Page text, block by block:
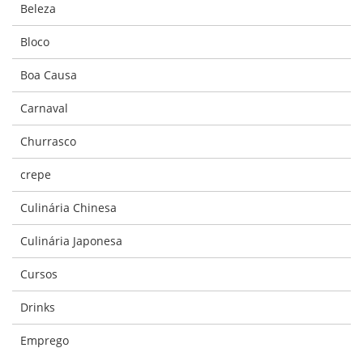
Beleza
Bloco
Boa Causa
Carnaval
Churrasco
crepe
Culinária Chinesa
Culinária Japonesa
Cursos
Drinks
Emprego